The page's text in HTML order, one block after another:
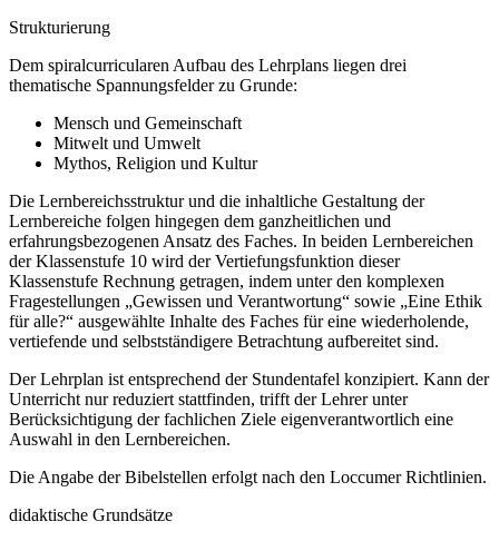
Strukturierung
Dem spiralcurricularen Aufbau des Lehrplans liegen drei
thematische Spannungsfelder zu Grunde:
Mensch und Gemeinschaft
Mitwelt und Umwelt
Mythos, Religion und Kultur
Die Lernbereichsstruktur und die inhaltliche Gestaltung der
Lernbereiche folgen hingegen dem ganzheitlichen und
erfahrungsbezogenen Ansatz des Faches. In beiden Lernbereichen
der Klassenstufe 10 wird der Vertiefungsfunktion dieser
Klassenstufe Rechnung getragen, indem unter den komplexen
Fragestellungen „Gewissen und Verantwortung“ sowie „Eine Ethik
für alle?“ ausgewählte Inhalte des Faches für eine wiederholende,
vertiefende und selbstständigere Betrachtung aufbereitet sind.
Der Lehrplan ist entsprechend der Stundentafel konzipiert. Kann der
Unterricht nur reduziert stattfinden, trifft der Lehrer unter
Berücksichtigung der fachlichen Ziele eigenverantwortlich eine
Auswahl in den Lernbereichen.
Die Angabe der Bibelstellen erfolgt nach den Loccumer Richtlinien.
didaktische Grundsätze